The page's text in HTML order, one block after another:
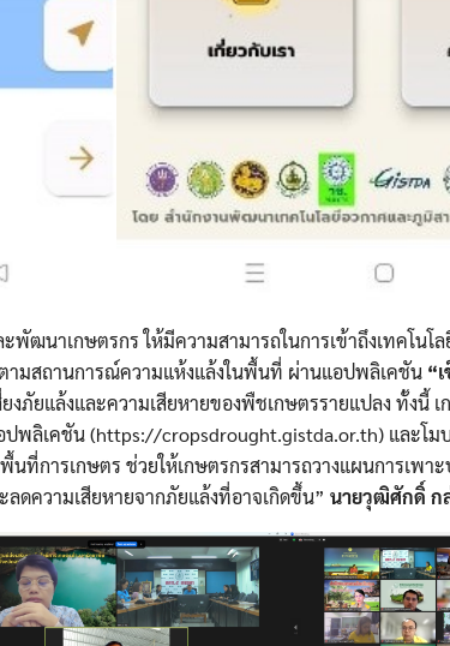
ะพัฒนาเกษตรกร ให้มีความสามารถในการเข้าถึงเทคโน
ามสถานการณ์ความแห้งแล้งในพื้นที่ ผ่านแอปพลิเคชัน “
ภัยแล้งและความเสียหายของพืชเกษตรรายแปลง ทั้งนี้
ปพลิเคชัน (https://cropsdrought.gistda.or.th) และโ
ที่การเกษตร ช่วยให้เกษตรกรสามารถวางแผนการเพา
ลดความเสียหายจากภัยแล้งที่อาจเกิดขึ้น” นายวุฒิศักดิ์ ก